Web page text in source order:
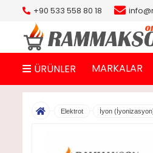
+90 533 558 80 18
ÜRÜNLER MARKALAR
Elektrot İyon